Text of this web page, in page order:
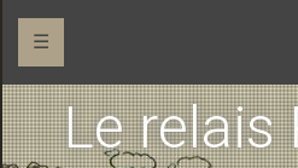
☰
Le relais